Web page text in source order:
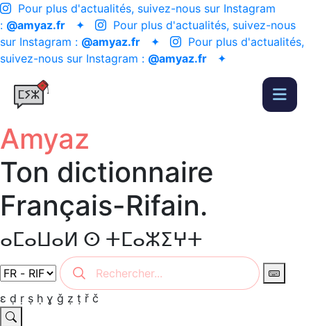
Pour plus d'actualités, suivez-nous sur Instagram
: @amyaz.fr ✦
Pour plus d'actualités, suivez-nous
sur Instagram : @amyaz.fr ✦
Pour plus d'actualités,
suivez-nous sur Instagram : @amyaz.fr ✦
Amyaz
Ton dictionnaire
Français-Rifain.
ⴰⵎⴰⵡⴰⵍ ⵙ ⵜⵎⴰⵣⵉⵖⵜ
ɛ ḍ ṛ ṣ ḥ ɣ ǧ ẓ ṭ ř č